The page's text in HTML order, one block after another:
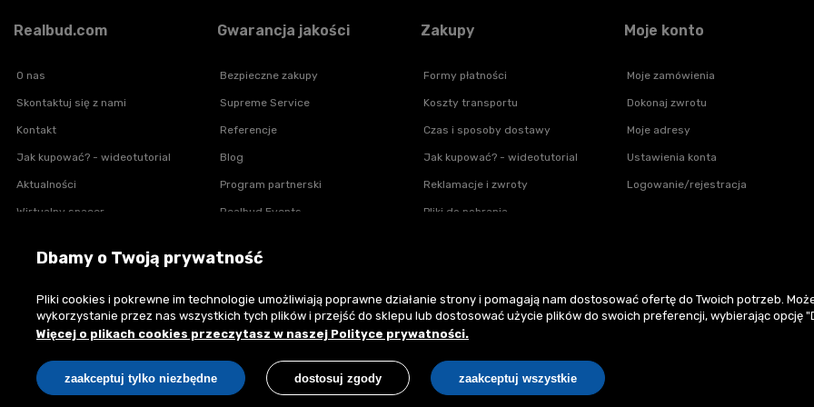
Realbud.com
O nas
Skontaktuj się z nami
Kontakt
Jak kupować? - wideotutorial
Aktualności
Wirtualny spacer
Regulamin zakupów
Gwarancja jakości
Bezpieczne zakupy
Supreme Service
Referencje
Blog
Program partnerski
Realbud Events
Zakupy
Formy płatności
Koszty transportu
Czas i sposoby dostawy
Jak kupować? - wideotutorial
Reklamacje i zwroty
Pliki do pobrania
Moje konto
Moje zamówienia
Dokonaj zwrotu
Moje adresy
Ustawienia konta
Logowanie/rejestracja
Płatności:
Copyright © 2026 Realbud sp. z o.o. All rights reserved.
Dbamy o Twoją prywatność
Pliki cookies i pokrewne im technologie umożliwiają poprawne działanie strony i pomagają nam dostosować ofertę do Twoich potrzeb.
wykorzystanie przez nas wszystkich tych plików i przejść do sklepu lub dostosować użycie plików do swoich preferencji, wybierając opcję
Więcej o plikach cookies przeczytasz w naszej Polityce prywatności.
zaakceptuj tylko niezbędne dostosuj zgody zaakceptuj wszystkie